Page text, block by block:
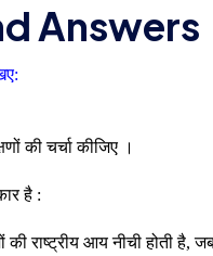
Answers
की चर्चा कीजिए ।
है :
की राष्ट्रीय आय नीची होती